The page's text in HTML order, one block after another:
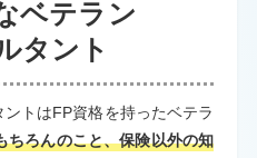
ベテラン
タント
トはFP資格を持ったベテラ
ちろんのこと、保険以外の知